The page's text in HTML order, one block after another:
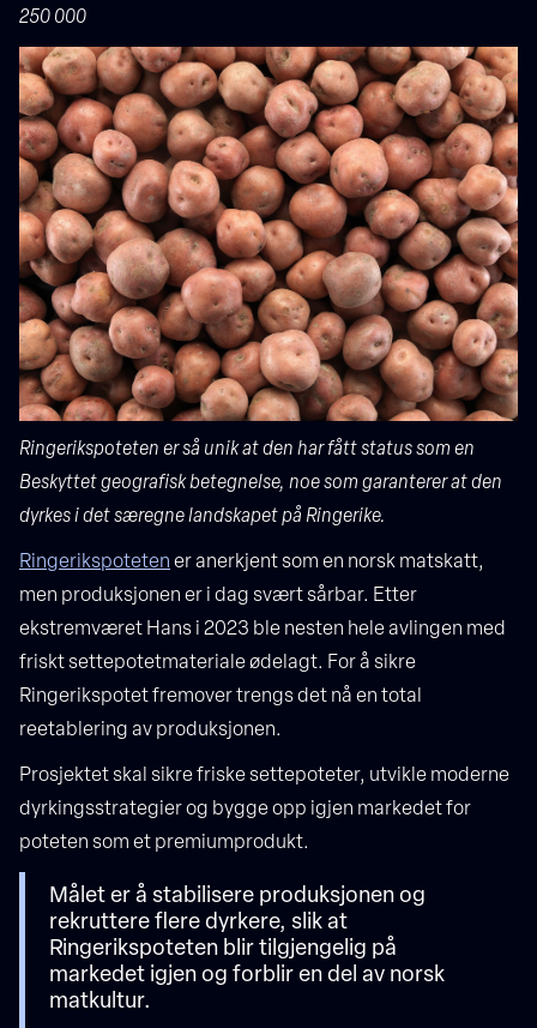
250 000
Ringerikspoteten er så unik at den har fått status som en
Beskyttet geografisk betegnelse, noe som garanterer at den
dyrkes i det særegne landskapet på Ringerike.
Ringerikspoteten er anerkjent som en norsk matskatt,
men produksjonen er i dag svært sårbar. Etter
ekstremværet Hans i 2023 ble nesten hele avlingen med
friskt settepotetmateriale ødelagt. For å sikre
Ringerikspotet fremover trengs det nå en total
reetablering av produksjonen.
Prosjektet skal sikre friske settepoteter, utvikle moderne
dyrkingsstrategier og bygge opp igjen markedet for
poteten som et premiumprodukt.
Målet er å stabilisere produksjonen og
rekruttere flere dyrkere, slik at
Ringerikspoteten blir tilgjengelig på
markedet igjen og forblir en del av norsk
matkultur.